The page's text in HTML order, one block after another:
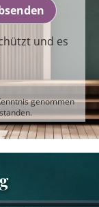
und es
genommen